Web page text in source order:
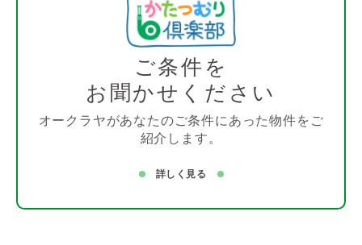
ご条件を
お聞かせください
オークラヤがあなたのご条件にあった物件をご
紹介します。
詳しく見る